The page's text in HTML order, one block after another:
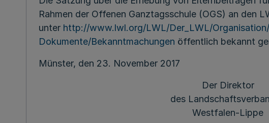
Rahmen der Offenen Ganztagsschule (OGS) an den
unter http://www.lwl.org/LWL/Der_LWL/
Dokumente/Bekanntmachungen öffentlich bekannt
Münster, den 23. November 2017
Der Direktor
des
Westfalen-Lippe